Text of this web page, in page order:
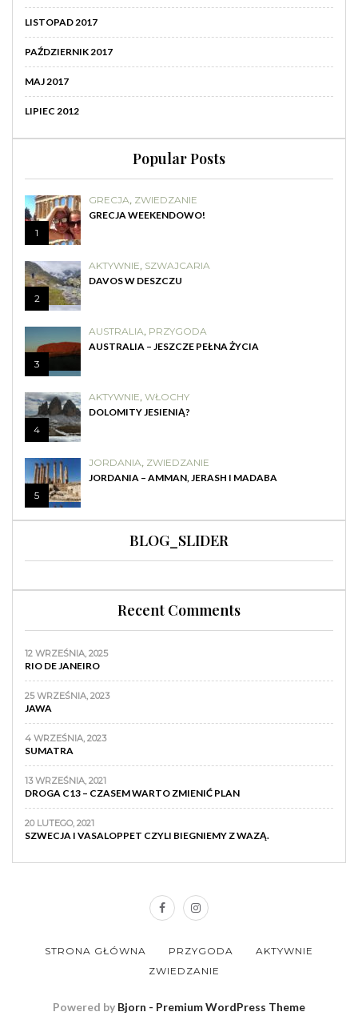
LISTOPAD 2017
PAŹDZIERNIK 2017
MAJ 2017
LIPIEC 2012
Popular Posts
1
GRECJA, ZWIEDZANIE
GRECJA WEEKENDOWO!
2
AKTYWNIE, SZWAJCARIA
DAVOS W DESZCZU
3
AUSTRALIA, PRZYGODA
AUSTRALIA – JESZCZE PEŁNA ŻYCIA
4
AKTYWNIE, WŁOCHY
DOLOMITY JESIENIĄ?
5
JORDANIA, ZWIEDZANIE
JORDANIA – AMMAN, JERASH I MADABA
BLOG_SLIDER
Recent Comments
12 WRZEŚNIA, 2025
RIO DE JANEIRO
25 WRZEŚNIA, 2023
JAWA
4 WRZEŚNIA, 2023
SUMATRA
13 WRZEŚNIA, 2021
DROGA C13 – CZASEM WARTO ZMIENIĆ PLAN
20 LUTEGO, 2021
SZWECJA I VASALOPPET CZYLI BIEGNIEMY Z WAZĄ.
STRONA GŁÓWNA PRZYGODA
AKTYWNIE
ZWIEDZANIE
Powered by Bjorn - Premium WordPress Theme